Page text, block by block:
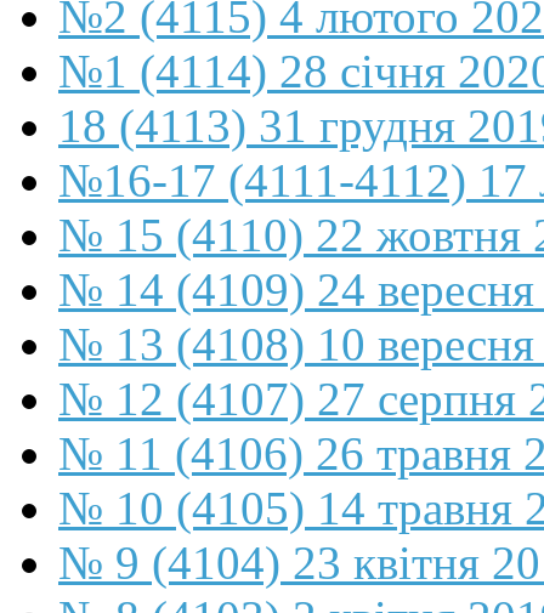
№2 (4115) 4 лютого
№1 (4114) 28 січня
18 (4113) 31 грудня
№16-17 (4111-4112) 17
№ 15 (4110) 22 жовтня
№ 14 (4109) 24
№ 13 (4108) 10
№ 12 (4107) 27 серпня
№ 11 (4106) 26 травня
№ 10 (4105) 14 травня
№ 9 (4104) 23 квітня